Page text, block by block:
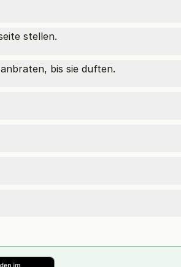
stellen.
bis sie duften.